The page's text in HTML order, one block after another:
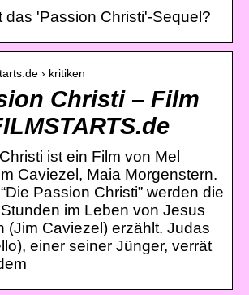
das 'Passion Christi'-Sequel?
› kritiken
Christi – Film
ist ein Film von Mel
Caviezel, Maia Morgenstern.
Passion Christi” werden die
im Leben von Jesus
(Jim Caviezel) erzählt. Judas
einer seiner Jünger, verrät